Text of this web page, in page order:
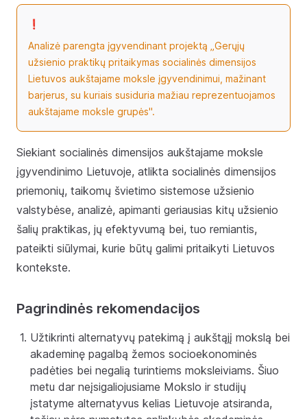
❗️
Analizė parengta įgyvendinant projektą „Gerųjų
užsienio praktikų pritaikymas socialinės dimensijos
Lietuvos aukštajame moksle įgyvendinimui, mažinant
barjerus, su kuriais susiduria mažiau reprezentuojamos
aukštajame moksle grupės".
Siekiant socialinės dimensijos aukštajame moksle
įgyvendinimo Lietuvoje, atlikta socialinės dimensijos
priemonių, taikomų švietimo sistemose užsienio
valstybėse, analizė, apimanti geriausias kitų užsienio
šalių praktikas, jų efektyvumą bei, tuo remiantis,
pateikti siūlymai, kurie būtų galimi pritaikyti Lietuvos
kontekste.
Pagrindinės rekomendacijos
Užtikrinti alternatyvų patekimą į aukštąjį mokslą bei
akademinę pagalbą žemos socioekonominės
padėties bei negalią turintiems moksleiviams. Šiuo
metu dar neįsigaliojusiame Mokslo ir studijų
įstatyme alternatyvus kelias Lietuvoje atsiranda,